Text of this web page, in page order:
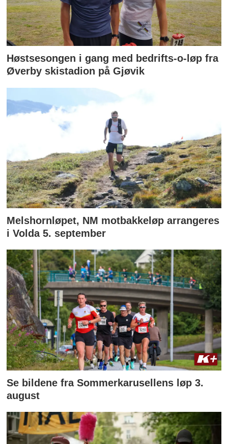
Høstsesongen i gang med bedrifts-o-løp fra
Øverby skistadion på Gjøvik
Melshornløpet, NM motbakkeløp arrangeres
i Volda 5. september
Se bildene fra Sommerkarusellens løp 3.
august